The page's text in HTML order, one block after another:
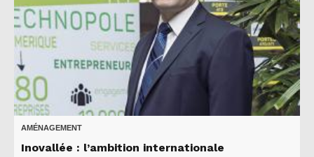
AMÉNAGEMENT
Inovallée : l’ambition internationale